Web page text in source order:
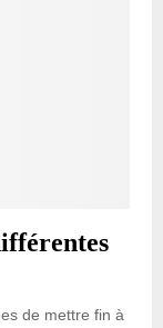
de mettre fin à